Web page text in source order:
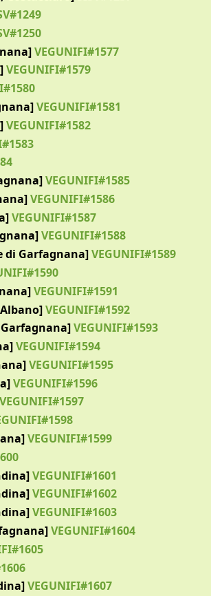
VEGUNIFI#1577
VEGUNIFI#1579
VEGUNIFI#1581
VEGUNIFI#1582
VEGUNIFI#1585
VEGUNIFI#1586
VEGUNIFI#1587
VEGUNIFI#1588
di Garfagnana]VEGUNIFI#1589
VEGUNIFI#1591
VEGUNIFI#1592
VEGUNIFI#1593
VEGUNIFI#1594
VEGUNIFI#1595
VEGUNIFI#1596
VEGUNIFI#1599
VEGUNIFI#1601
VEGUNIFI#1602
VEGUNIFI#1603
VEGUNIFI#1604
VEGUNIFI#1607